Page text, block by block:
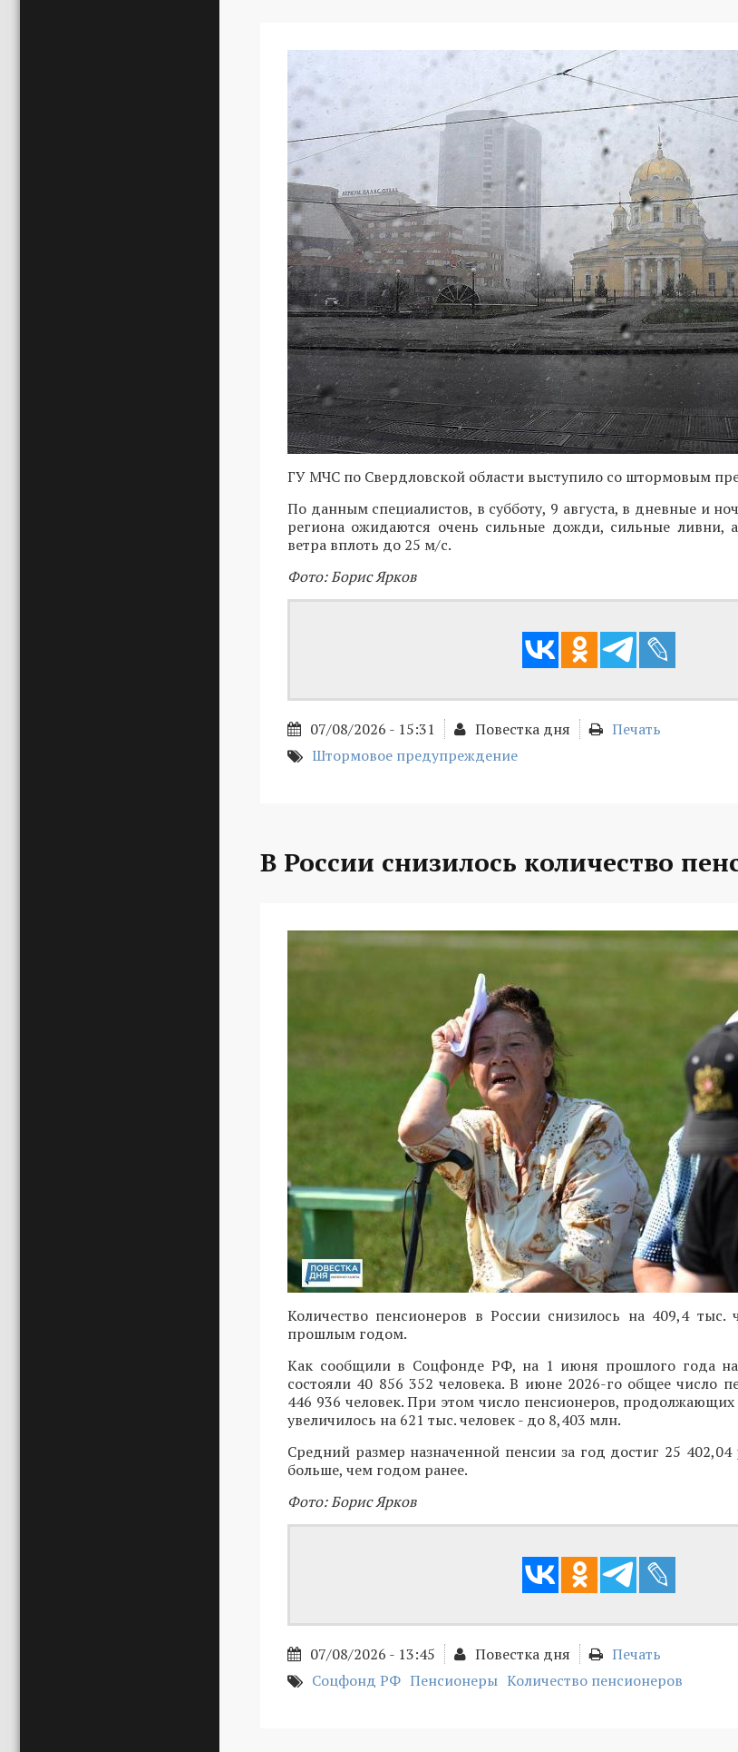
ГУ МЧС по Свердловской области выступило со штормовым
По данным специалистов, в субботу, 9 августа, в дневные и
региона ожидаются очень сильные дожди, сильные ливни,
ветра вплоть до 25 м/с.
Фото: Борис Ярков
07/08/2026 - 15:31 Повестка дня
Печать
Штормовое предупреждение
В России снизилось количество
Количество пенсионеров в России снизилось на 409,4 тыс.
прошлым годом.
Как сообщили в Соцфонде РФ, на 1 июня прошлого года на
состояли 40 856 352 человека. В июне 2026-го общее число
446 936 человек. При этом число пенсионеров, продолжающих
увеличилось на 621 тыс. человек - до 8,403 млн.
Средний размер назначенной пенсии за год достиг 25
больше, чем годом ранее.
Фото: Борис Ярков
07/08/2026 - 13:45 Повестка дня
Печать
Соцфонд РФ Пенсионеры Количество пенсионеров